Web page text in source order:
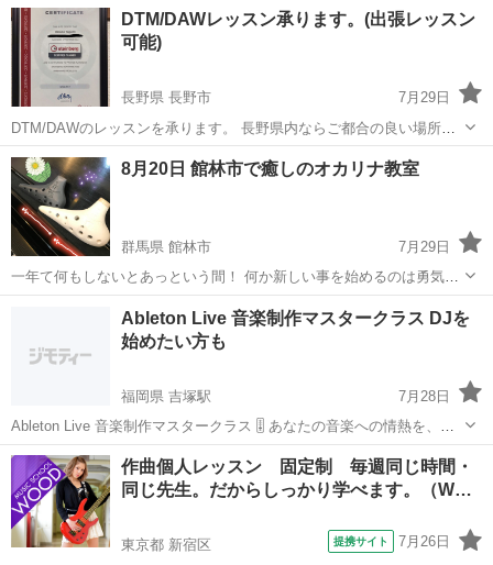
ます。 ≪阪堺電車 東湊駅≫から徒歩5分程度のスタジオにて、アン
サンブル形式のグループレッ...
大阪 堺市 トランペット
DTM/DAWレッスン承ります。(出張レッスン
可能)
長野県 長野市
7月29日
DTM/DAWのレッスンを承ります。 長野県内ならご都合の良い場所へ
出張レッスンも可能です。 ※かなり遠方の場合お断りする事もござい
ます。 DTM/DAWの基本的な操作のレッスンや、DTM/DAWを使った
作曲法など...
長野 長野市 その他
8月20日 館林市で癒しのオカリナ教室
群馬県 館林市
7月29日
一年て何もしないとあっという間！ 何か新しい事を始めるのは勇気が
入りますが、始めてしまえばそれが当たり前になってしまいます！ さ
ぁ、一歩踏み出しましょう！ 大人になってから何が楽器を演奏したい
と思っていても、どれも難しそ...
オカリナ
Ableton Live 音楽制作マスタークラス DJを
始めたい方も
福岡県 吉塚駅
7月28日
Ableton Live 音楽制作マスタークラス 🎚️ あなたの音楽への情熱を、プ
ロフェッショナルな音作りに変えるチャンス！ 体験セッション: 30分
¥2000 基本コース: 1時間 ¥3000 プレミアムコース: 2時...
福岡 福岡市 吉塚駅 音楽制作
作曲個人レッスン 固定制 毎週同じ時間・
同じ先生。だからしっかり学べます。（W…
東京都 新宿区 提携サイト 7月26日